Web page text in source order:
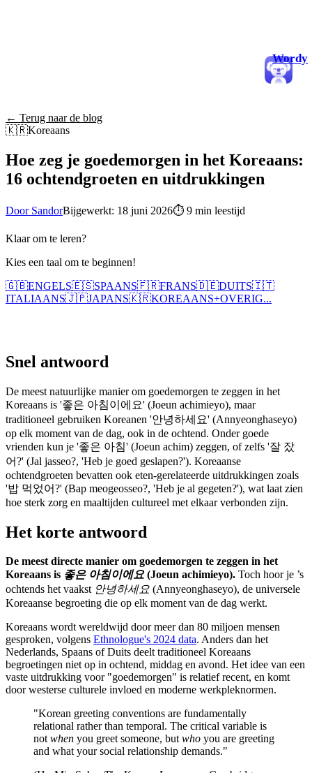
Wordy
← Terug naar de blog
🇰🇷Koreaans
Hoe zeg je goedemorgen in het Koreaans:
16 ochtendgroeten en uitdrukkingen
Door SandorBijgewerkt: 18 juni 2026⏱ 9 min leestijd
Klaar om te leren?
Kies een taal om te beginnen!
🇬🇧ENGELS🇪🇸SPAANS🇫🇷FRANS🇩🇪DUITS🇮🇹
ITALIAANS🇯🇵JAPANS🇰🇷KOREAANS+OVERIG...
Snel antwoord
De meest natuurlijke manier om goedemorgen te zeggen in het
Koreaans is '좋은 아침이에요' (Joeun achimieyo), maar
traditioneel gebruiken Koreanen '안녕하세요' (Annyeonghaseyo)
op elk moment van de dag, ook in de ochtend. Onder goede
vrienden kun je '좋은 아침' (Joeun achim) zeggen, of zelfs '잘 잤
어?' (Jal jasseo?, 'Heb je goed geslapen?'). Koreaanse
ochtendgroeten bevatten ook eten-gerelateerde uitdrukkingen zoals
'밥 먹었어?' (Bap meogeosseo?, 'Heb je al gegeten?'), wat laat zien
hoe sterk zorg en maaltijden cultureel met elkaar verbonden zijn.
Het korte antwoord
De meest directe manier om goedemorgen te zeggen in het
Koreaans is 좋은 아침이에요 (Joeun achimieyo). Toch hoor je ’s
ochtends het vaakst 안녕하세요 (Annyeonghaseyo), de universele
Koreaanse begroeting die op elk moment van de dag werkt.
Koreaans wordt wereldwijd door meer dan 80 miljoen mensen
gesproken, volgens Ethnologue's 2024 data. Anders dan het
Nederlands, Spaans of Duits deelt traditioneel Koreaans
begroetingen niet op in ochtend, middag en avond. Het idee van een
vaste uitdrukking voor "goedemorgen" is relatief recent, en komt
door westerse culturele invloed en moderne werkpleknormen.
"Korean greeting conventions are fundamentally
relational rather than temporal. The critical variable is
notwhen you greet someone, butwho you are greeting
and what your social relationship demands."